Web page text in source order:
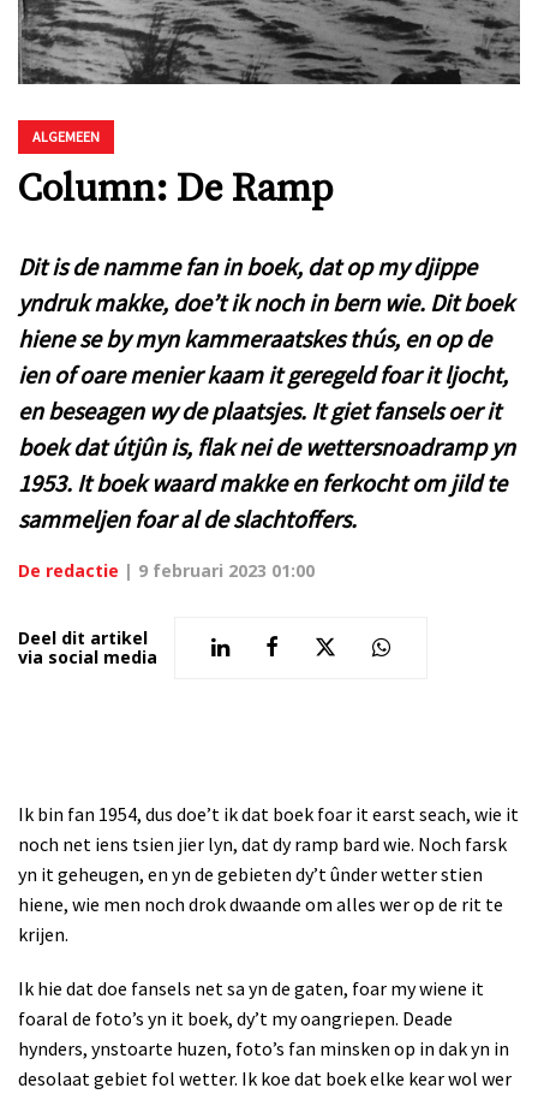
ALGEMEEN
Column: De Ramp
Dit is de namme fan in boek, dat op my djippe
yndruk makke, doe’t ik noch in bern wie. Dit boek
hiene se by myn kammeraatskes thús, en op de
ien of oare menier kaam it geregeld foar it ljocht,
en beseagen wy de plaatsjes. It giet fansels oer it
boek dat útjûn is, flak nei de wettersnoadramp yn
1953. It boek waard makke en ferkocht om jild te
sammeljen foar al de slachtoffers.
De redactie | 9 februari 2023 01:00
Deel dit artikel
via social media
Ik bin fan 1954, dus doe’t ik dat boek foar it earst seach, wie it
noch net iens tsien jier lyn, dat dy ramp bard wie. Noch farsk
yn it geheugen, en yn de gebieten dy’t ûnder wetter stien
hiene, wie men noch drok dwaande om alles wer op de rit te
krijen.
Ik hie dat doe fansels net sa yn de gaten, foar my wiene it
foaral de foto’s yn it boek, dy’t my oangriepen. Deade
hynders, ynstoarte huzen, foto’s fan minsken op in dak yn in
desolaat gebiet fol wetter. Ik koe dat boek elke kear wol wer